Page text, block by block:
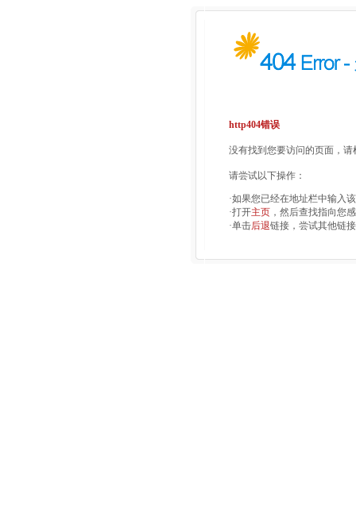
http404错误
没有找到您要访问的页面，
请尝试以下操作：
·如果您已经在地址栏中输入
·打开主页 ，然后查找指向您
·单击后退链接，尝试其他链